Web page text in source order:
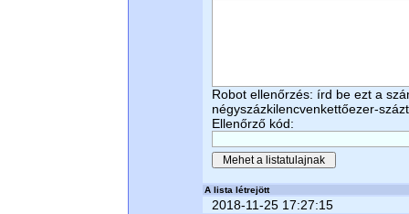
Robot ellenőrzés: írd be ezt a
négyszázkilencvenkettőezer-
Ellenőrző kód:
A lista létrejött
2018-11-25 17:27:15